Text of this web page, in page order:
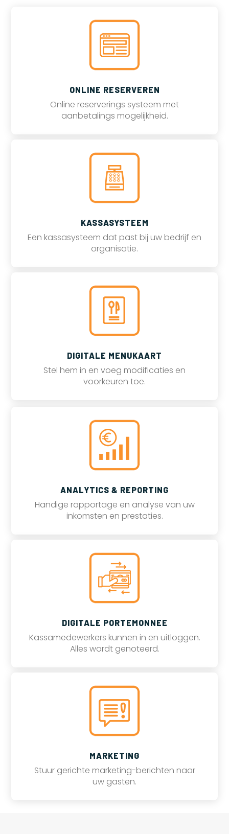
ONLINE RESERVEREN
Online reserverings systeem met
aanbetalings mogelijkheid.
KASSASYSTEEM
Een kassasysteem dat past bij uw bedrijf en
organisatie.
DIGITALE MENUKAART
Stel hem in en voeg modificaties en
voorkeuren toe.
ANALYTICS & REPORTING
Handige rapportage en analyse van uw
inkomsten en prestaties.
DIGITALE PORTEMONNEE
Kassamedewerkers kunnen in en uitloggen.
Alles wordt genoteerd.
MARKETING
Stuur gerichte marketing-berichten naar
uw gasten.